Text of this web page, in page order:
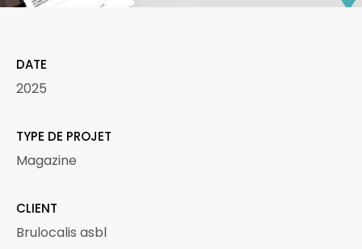
DATE
2025
TYPE DE PROJET
Magazine
CLIENT
Brulocalis asbl